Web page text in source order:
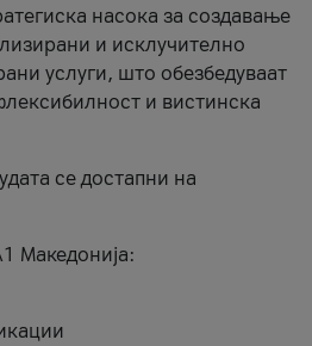
насока за создавање
и исклучително
услуги, што обезбедуваат
и вистинска
се достапни на
Македонија: